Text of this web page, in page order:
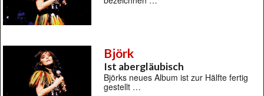
Björk
Ist abergläubisch
Björks neues Album ist zur Hälfte fertig
gestellt …